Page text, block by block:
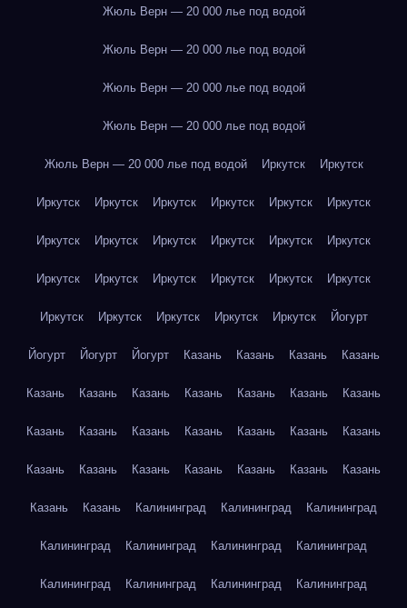
Жюль Верн — 20 000 лье под водой
Жюль Верн — 20 000 лье под водой
Жюль Верн — 20 000 лье под водой
Жюль Верн — 20 000 лье под водой
Жюль Верн — 20 000 лье под водой Иркутск Иркутск
Иркутск Иркутск Иркутск Иркутск Иркутск Иркутск
Иркутск Иркутск Иркутск Иркутск Иркутск Иркутск
Иркутск Иркутск Иркутск Иркутск Иркутск Иркутск
Иркутск Иркутск Иркутск Иркутск Иркутск Йогурт
Йогурт Йогурт Йогурт Казань Казань Казань Казань
Казань Казань Казань Казань Казань Казань Казань
Казань Казань Казань Казань Казань Казань Казань
Казань Казань Казань Казань Казань Казань Казань
Казань Казань Калининград Калининград Калининград
Калининград Калининград Калининград Калининград
Калининград Калининград Калининград Калининград